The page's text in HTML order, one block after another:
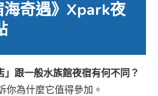
奇遇》Xpark夜
」跟一般水族館夜宿有何不同？
你為什麼它值得參加。